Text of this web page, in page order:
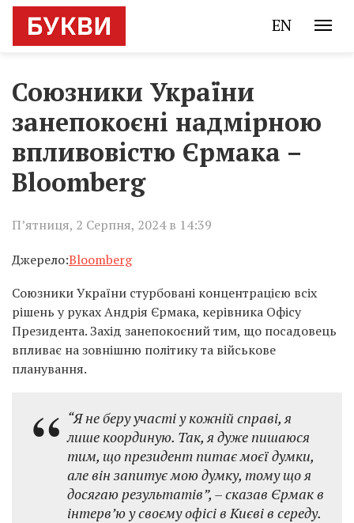
EN
Союзники України
занепокоєні надмірною
впливовістю Єрмака –
Bloomberg
П’ятниця, 2 Серпня, 2024 в 14:39
Джерело:Bloomberg
Союзники України стурбовані концентрацією всіх
рішень у руках Андрія Єрмака, керівника Офісу
Президента. Захід занепокоєний тим, що посадовець
впливає на зовнішню політику та військове
планування.
“Я не беру участі у кожній справі, я
лише координую. Так, я дуже пишаюся
тим, що президент питає моєї думки,
але він запитує мою думку, тому що я
досягаю результатів”, – сказав Єрмак в
інтерв’ю у своєму офісі в Києві в середу.